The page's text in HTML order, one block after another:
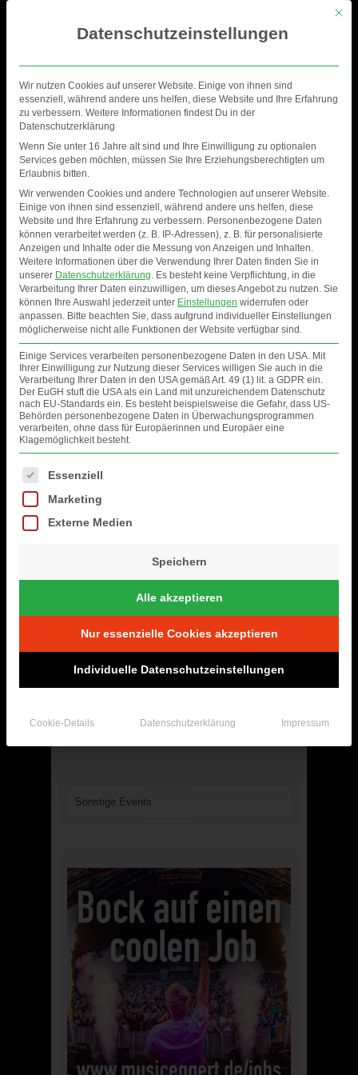
PETR KLAPPER /
TRANSMISSION
Comments are closed.
Sonstige Events
Mit
Datenschutzeinstellungen
Wir nutzen Cookies auf unserer Website. Einige von ihnen sind
essenziell, während andere uns helfen, diese Website und Ihre Erfahrung
zu verbessern. Weitere Informationen findest Du in der
Datenschutzerklärung
Wenn Sie unter 16 Jahre alt sind und Ihre Einwilligung zu optionalen
Services geben möchten, müssen Sie Ihre Erziehungsberechtigten um
Erlaubnis bitten.
Wir verwenden Cookies und andere Technologien auf unserer Website.
Einige von ihnen sind essenziell, während andere uns helfen, diese
Website und Ihre Erfahrung zu verbessern. Personenbezogene Daten
können verarbeitet werden (z. B. IP-Adressen), z. B. für personalisierte
Anzeigen und Inhalte oder die Messung von Anzeigen und Inhalten.
Weitere Informationen über die Verwendung Ihrer Daten finden Sie in
unserer Datenschutzerklärung. Es besteht keine Verpflichtung, in die
Verarbeitung Ihrer Daten einzuwilligen, um dieses Angebot zu nutzen. Sie
können Ihre Auswahl jederzeit unter Einstellungen widerrufen oder
anpassen. Bitte beachten Sie, dass aufgrund individueller Einstellungen
möglicherweise nicht alle Funktionen der Website verfügbar sind.
Einige Services verarbeiten personenbezogene Daten in den USA. Mit
Ihrer Einwilligung zur Nutzung dieser Services willigen Sie auch in die
Verarbeitung Ihrer Daten in den USA gemäß Art. 49 (1) lit. a GDPR ein.
Der EuGH stuft die USA als ein Land mit unzureichendem Datenschutz
nach EU-Standards ein. Es besteht beispielsweise die Gefahr, dass US-
Behörden personenbezogene Daten in Überwachungsprogrammen
verarbeiten, ohne dass für Europäerinnen und Europäer eine
Klagemöglichkeit besteht.
Es folgt eine Liste der Service-Gruppen, für die eine Einwilligung erteilt
Essenziell
Marketing
Externe Medien
Speichern
Alle akzeptieren
Nur essenzielle Cookies akzeptieren
Individuelle Datenschutzeinstellungen
Cookie-Details Datenschutzerklärung Impressum